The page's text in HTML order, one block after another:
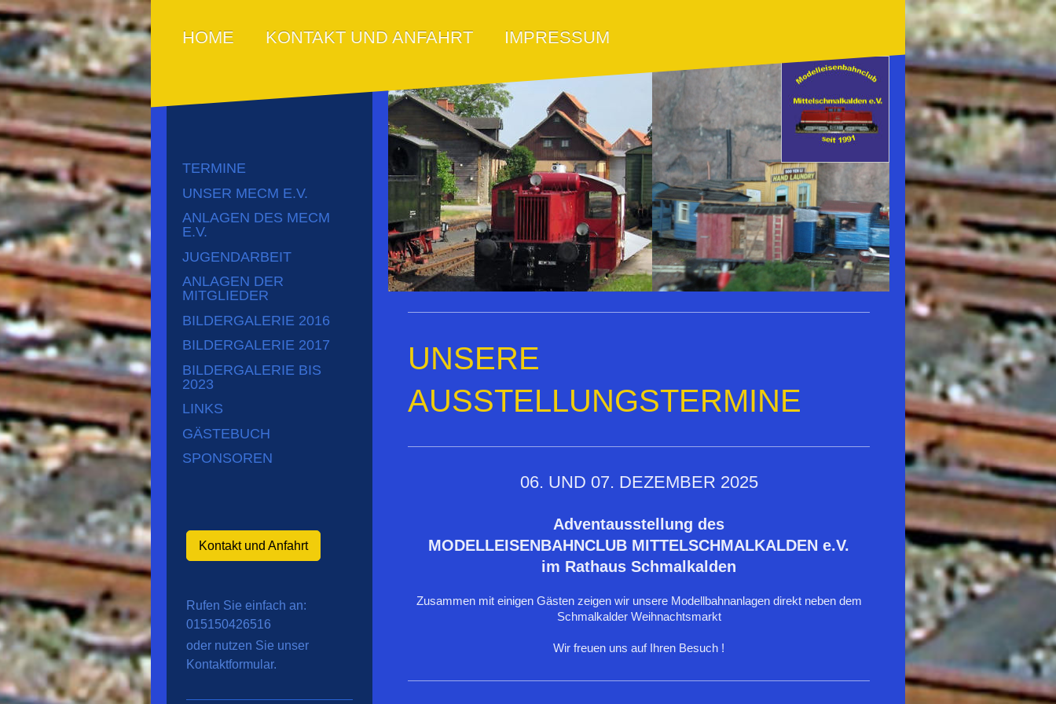
HOME KONTAKT UND ANFAHRT IMPRESSUM
UNSERE
AUSSTELLUNGSTERMINE
06. UND 07. DEZEMBER 2025
Adventausstellung des
MODELLEISENBAHNCLUB MITTELSCHMALKALDEN e.V.
im Rathaus Schmalkalden
Zusammen mit einigen Gästen zeigen wir unsere Modellbahnanlagen direkt neben dem
Schmalkalder Weihnachtsmarkt
Wir freuen uns auf Ihren Besuch !
TERMINE
UNSER MECM E.V.
ANLAGEN DES MECM
E.V.
JUGENDARBEIT
ANLAGEN DER
MITGLIEDER
BILDERGALERIE 2016
BILDERGALERIE 2017
BILDERGALERIE BIS
2023
LINKS
GÄSTEBUCH
SPONSOREN
Kontakt und Anfahrt
Rufen Sie einfach an:
015150426516
oder nutzen Sie unser
Kontaktformular.